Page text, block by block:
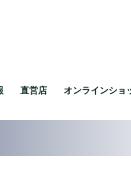
直営店 オンラインショ